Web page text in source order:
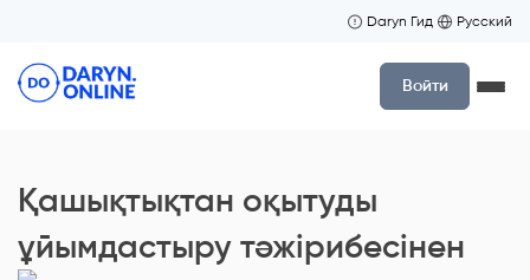
Daryn Гид Русский
Войти
Қашықтықтан оқытуды
ұйымдастыру тәжірибесінен